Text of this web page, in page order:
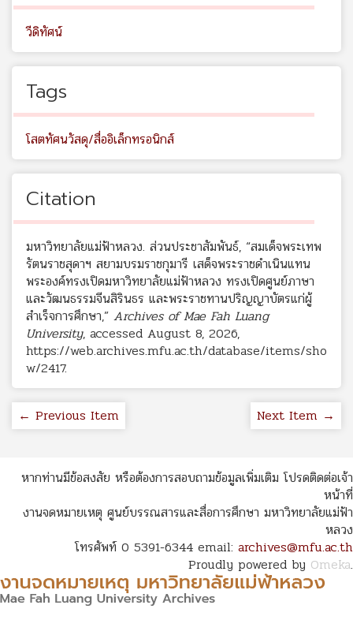
วีดิทัศน์
Tags
โสตทัศนวัสดุ/สื่ออิเล็กทรอนิกส์
Citation
มหาวิทยาลัยแม่ฟ้าหลวง. ส่วนประชาสัมพันธ์, “สมเด็จพระเทพ
รัตนราชสุดาฯ สยามบรมราชกุมารี เสด็จพระราชดำเนินแทน
พระองค์ทรงเปิดมหาวิทยาลัยแม่ฟ้าหลวง ทรงเปิดศูนย์ภาษา
และวัฒนธรรมจีนสิรินธร และพระราชทานปริญญาบัตรแก่ผู้
สำเร็จการศึกษา,” Archives of Mae Fah Luang
University, accessed August 8, 2026,
https://web.archives.mfu.ac.th/database/items/sho
w/2417.
← Previous Item Next Item →
หากท่านมีข้อสงสัย หรือต้องการสอบถามข้อมูลเพิ่มเติม โปรดติดต่อเจ้า
หน้าที่
งานจดหมายเหตุ ศูนย์บรรณสารและสื่อการศึกษา มหาวิทยาลัยแม่ฟ้า
หลวง
โทรศัพท์ 0 5391-6344 email: archives@mfu.ac.th
Proudly powered by Omeka.